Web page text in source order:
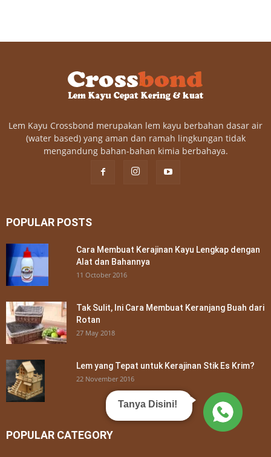
Lem Kayu Crossbond merupakan lem kayu berbahan dasar air
(water based) yang aman dan ramah lingkungan tidak
mengandung bahan-bahan kimia berbahaya.
POPULAR POSTS
Cara Membuat Kerajinan Kayu Lengkap dengan
Alat dan Bahannya
11 October 2016
Tak Sulit, Ini Cara Membuat Keranjang Buah dari
Rotan
27 May 2018
Lem yang Tepat untuk Kerajinan Stik Es Krim?
22 November 2016
POPULAR CATEGORY
Tanya Disini!